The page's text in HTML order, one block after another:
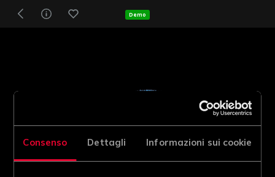
Consenso Dettagli Informazioni sui cookie
Demo